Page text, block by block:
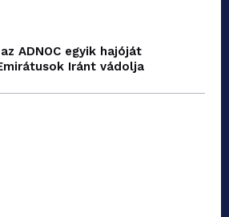
ADNOC egyik hajóját
Iránt vádolja